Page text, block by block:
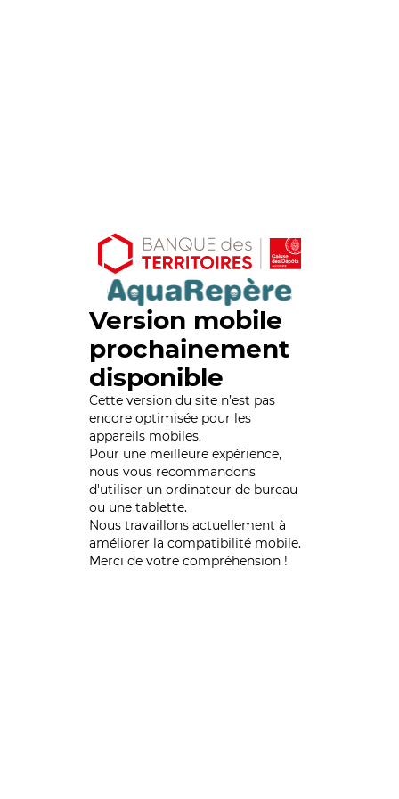
Version mobile
prochainement
disponible
Cette version du site n’est pas
encore optimisée pour les
appareils mobiles.
Pour une meilleure expérience,
nous vous recommandons
d'utiliser un ordinateur de bureau
ou une tablette.
Nous travaillons actuellement à
améliorer la compatibilité mobile.
Merci de votre compréhension !